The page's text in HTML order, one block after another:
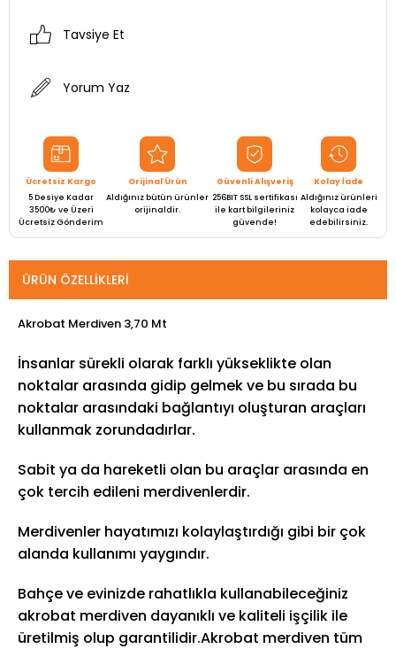
Tavsiye Et
Yorum Yaz
Ücretsiz Kargo
5 Desiye Kadar
3500₺ ve Üzeri
Ücretsiz Gönderim
Orijinal Ürün
Aldığınız bütün ürünler
orijinaldir.
Güvenli Alışveriş
256BIT SSL sertifikası
ile kart bilgileriniz
güvende!
Kolay İade
Aldığınız ürünleri
kolayca iade
edebilirsiniz.
ÜRÜN ÖZELLIKLERI
Akrobat Merdiven 3,70 Mt
İnsanlar sürekli olarak farklı yükseklikte olan
noktalar arasında gidip gelmek ve bu sırada bu
noktalar arasındaki bağlantıyı oluşturan araçları
kullanmak zorundadırlar.
Sabit ya da hareketli olan bu araçlar arasında en
çok tercih edileni merdivenlerdir.
Merdivenler hayatımızı kolaylaştırdığı gibi bir çok
alanda kullanımı yaygındır.
Bahçe ve evinizde rahatlıkla kullanabileceğiniz
akrobat merdiven dayanıklı ve kaliteli işçilik ile
üretilmiş olup garantilidir.Akrobat merdiven tüm